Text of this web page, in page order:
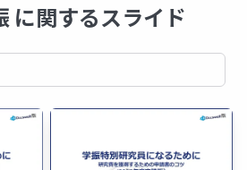
に関するスライド